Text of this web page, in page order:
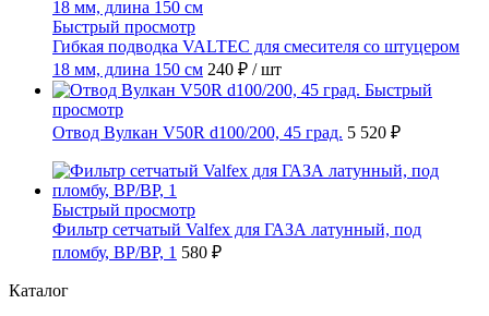
Быстрый просмотр
Гибкая подводка VALTEC для смесителя со штуцером
18 мм, длина 150 см 240 ₽ / шт
Быстрый
просмотр
Отвод Вулкан V50R d100/200, 45 град. 5 520 ₽
Быстрый просмотр
Фильтр сетчатый Valfex для ГАЗА латунный, под
пломбу, ВР/ВР, 1 580 ₽
Каталог